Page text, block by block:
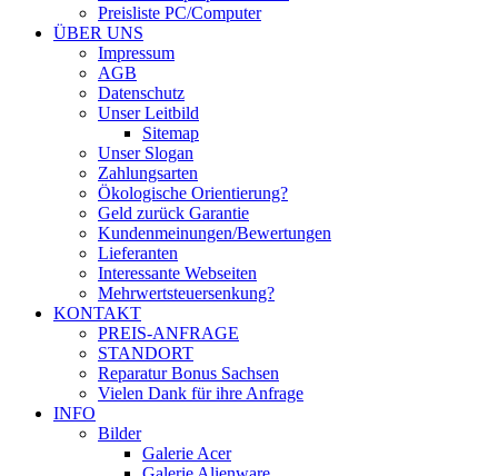
Preisliste PC/Computer
ÜBER UNS
Impressum
AGB
Datenschutz
Unser Leitbild
Sitemap
Unser Slogan
Zahlungsarten
Ökologische Orientierung?
Geld zurück Garantie
Kundenmeinungen/Bewertungen
Lieferanten
Interessante Webseiten
Mehrwertsteuersenkung?
KONTAKT
PREIS-ANFRAGE
STANDORT
Reparatur Bonus Sachsen
Vielen Dank für ihre Anfrage
INFO
Bilder
Galerie Acer